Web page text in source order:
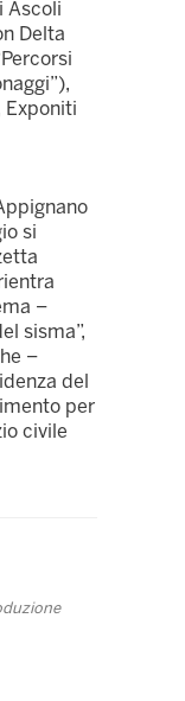
Ascoli
Delta
Exponiti
si
–
sisma”,
–
del
per
civile